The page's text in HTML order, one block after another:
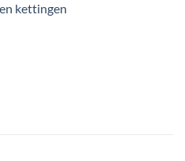
kettingen